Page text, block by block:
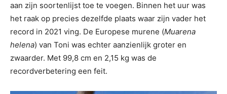
aan zijn soortenlijst toe te voegen. Binnen het uur was
het raak op precies dezelfde plaats waar zijn vader het
record in 2021 ving. De Europese murene (Muarena
helena) van Toni was echter aanzienlijk groter en
zwaarder. Met 99,8 cm en 2,15 kg was de
recordverbetering een feit.